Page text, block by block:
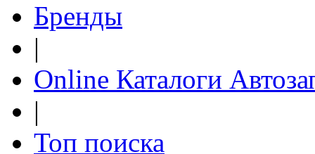
Бренды
|
Online Каталоги
|
Топ поиска